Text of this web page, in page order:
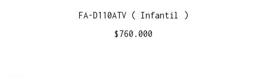
FA-D110ATV ( Infantil )
$760.000